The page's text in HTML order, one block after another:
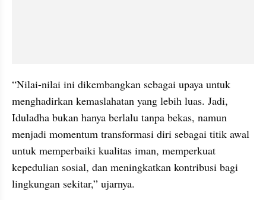
“Nilai-nilai ini dikembangkan sebagai upaya untuk
menghadirkan kemaslahatan yang lebih luas. Jadi,
Iduladha bukan hanya berlalu tanpa bekas, namun
menjadi momentum transformasi diri sebagai titik awal
untuk memperbaiki kualitas iman, memperkuat
kepedulian sosial, dan meningkatkan kontribusi bagi
lingkungan sekitar,” ujarnya.